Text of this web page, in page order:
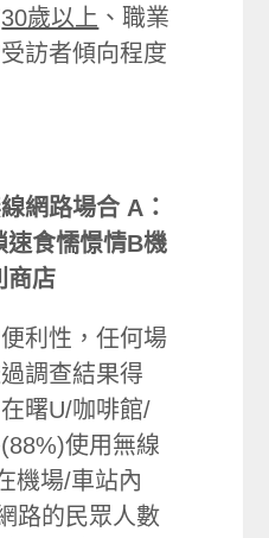
30歲以上 、職業
訪者傾向程度
網路場合 A：
速食懦憬情B機
商店
性，任何場
調查結果得
曙U/咖啡館/
使用無線
機場/車站內
路的民眾人數